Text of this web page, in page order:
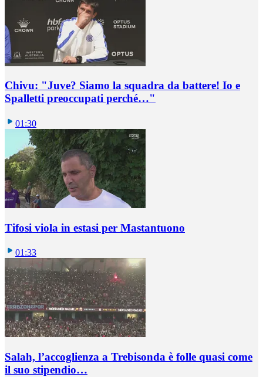
Chivu: "Juve? Siamo la squadra da battere! Io e
Spalletti preoccupati perché…"
01:30
Tifosi viola in estasi per Mastantuono
01:33
Salah, l’accoglienza a Trebisonda è folle quasi come
il suo stipendio…